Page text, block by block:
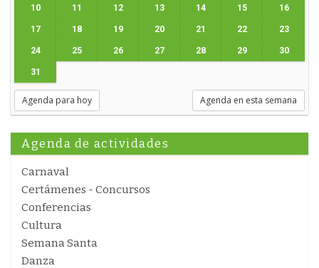
10 11 12 13 14 15 16
17 18 19 20 21 22 23
24 25 26 27 28 29 30
31
Agenda para hoy Agenda en esta semana
Agenda de actividades
Carnaval
Certámenes - Concursos
Conferencias
Cultura
Semana Santa
Danza